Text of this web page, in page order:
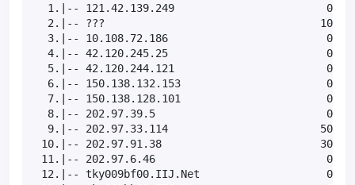
1.|-- 121.42.139.249
2.|-- ???
3.|-- 10.108.72.186
4.|-- 42.120.245.25
5.|-- 42.120.244.121
6.|-- 150.138.132.153
7.|-- 150.138.128.101
8.|-- 202.97.39.5
9.|-- 202.97.33.114
10.|-- 202.97.91.38                         30.0%
11.|-- 202.97.6.46                           0.0%
12.|-- tky009bf00.IIJ.Net                    0.0%